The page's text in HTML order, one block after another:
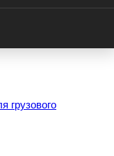
грузового